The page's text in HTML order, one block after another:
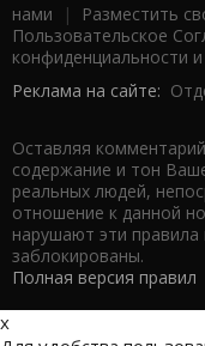
нами | Разместить
Пользовательское
конфиденциальности
Реклама на сайте:
Оставляя
содержание и тон
реальных людей,
отношение к данной
нарушают эти правила
заблокированы.
Полная версия правил
x